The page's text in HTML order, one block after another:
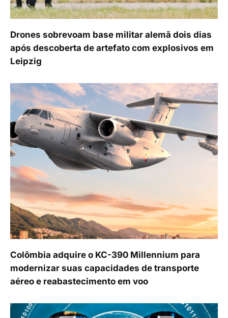
Drones sobrevoam base militar alemã dois dias
após descoberta de artefato com explosivos em
Leipzig
Colômbia adquire o KC-390 Millennium para
modernizar suas capacidades de transporte
aéreo e reabastecimento em voo